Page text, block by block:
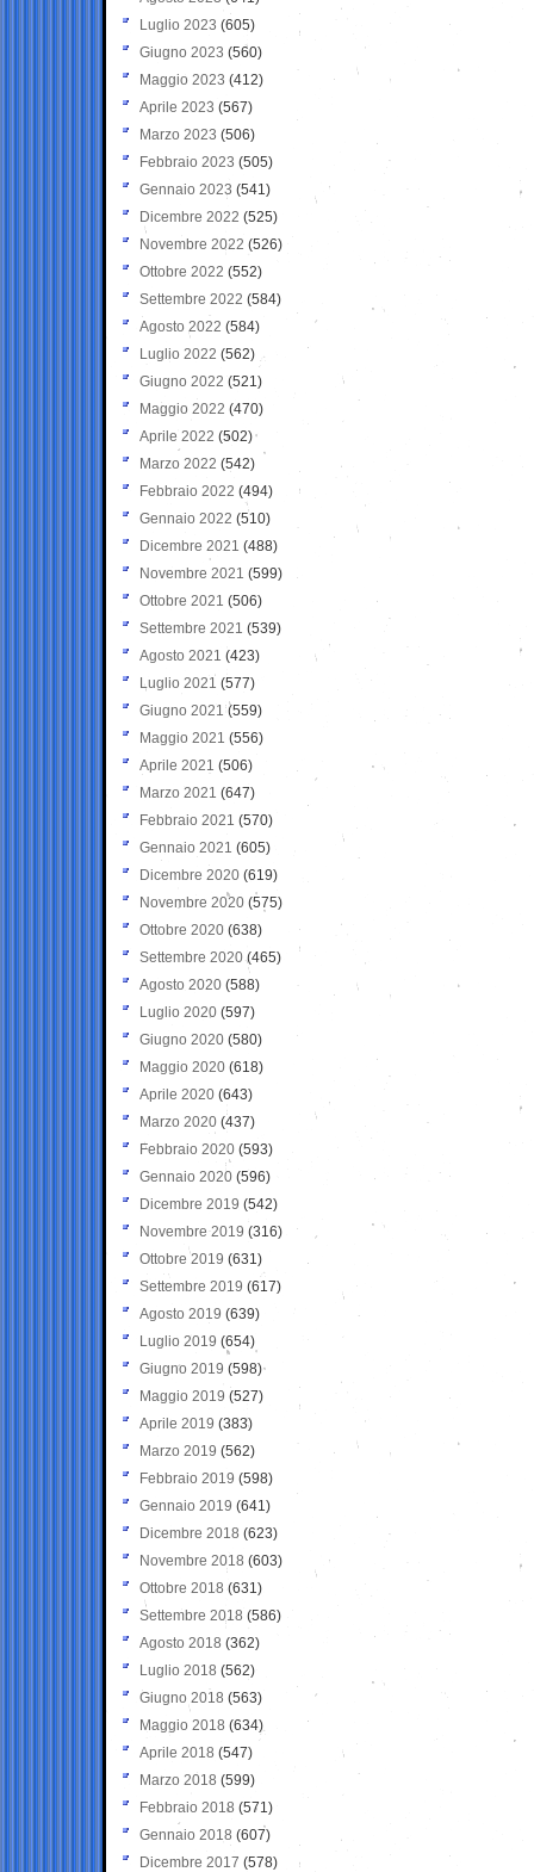
Luglio 2023 (605)
Giugno 2023 (560)
Maggio 2023 (412)
Aprile 2023 (567)
Marzo 2023 (506)
Febbraio 2023 (505)
Gennaio 2023 (541)
Dicembre 2022 (525)
Novembre 2022 (526)
Ottobre 2022 (552)
Settembre 2022 (584)
Agosto 2022 (584)
Luglio 2022 (562)
Giugno 2022 (521)
Maggio 2022 (470)
Aprile 2022 (502)
Marzo 2022 (542)
Febbraio 2022 (494)
Gennaio 2022 (510)
Dicembre 2021 (488)
Novembre 2021 (599)
Ottobre 2021 (506)
Settembre 2021 (539)
Agosto 2021 (423)
Luglio 2021 (577)
Giugno 2021(559)
Maggio 2021 (556)
Aprile 2021 (506)
Marzo 2021 (647)
Febbraio 2021 (570)
Gennaio 2021 (605)
Dicembre 2020 (619)
Novembre 2020 (575)
Ottobre 2020 (638)
Settembre 2020(465)
Agosto 2020 (588)
Luglio 2020 (597)
Giugno 2020 (580)
Maggio 2020 (618)
Aprile 2020 (643)
Marzo 2020 (437)
Febbraio 2020 (593)
Gennaio 2020 (596)
Dicembre 2019 (542)
Novembre 2019 (316)
Ottobre 2019 (631)
Settembre 2019 (617)
Agosto 2019 (639)
Luglio 2019 (654)
Giugno 2019 (598)
Maggio 2019 (527)
Aprile 2019 (383)
Marzo 2019 (562)
Febbraio 2019 (598)
Gennaio 2019 (641)
Dicembre 2018 (623)
Novembre 2018 (603)
Ottobre 2018 (631)
Settembre 2018 (586)
Agosto 2018 (362)
Luglio 2018 (562)
Giugno 2018 (563)
Maggio 2018 (634)
Aprile 2018 (547)
Marzo 2018 (599)
Febbraio 2018 (571)
Gennaio 2018 (607)
Dicembre 2017 (578)